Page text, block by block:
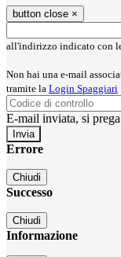
button close ×
all'indirizzo indicato con
Non hai una e-mail
tramite la Login Spaggiari
E-mail inviata, si
Errore
Chiudi
Successo
Chiudi
Informazione